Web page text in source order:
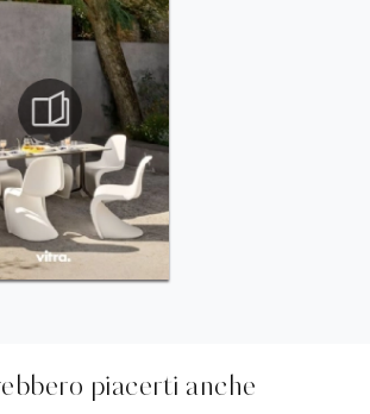
piacerti anche